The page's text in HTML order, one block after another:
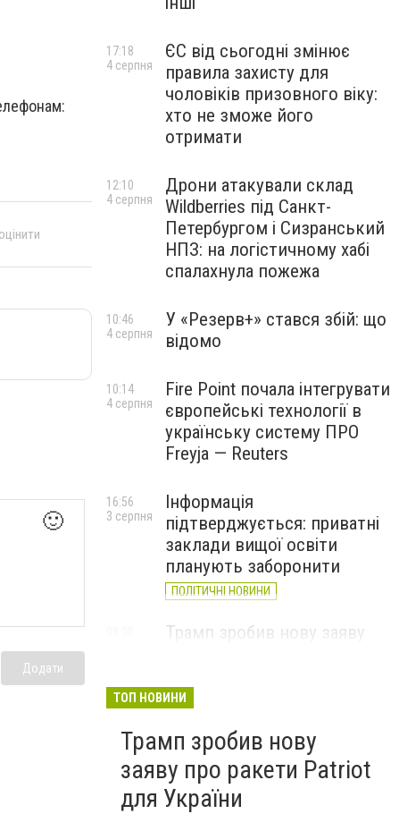
🙂
Додати
ЄС від сьогодні змінює
правила захисту для
чоловіків призовного віку:
хто не зможе його
отримати
17:18
4 серпня
Дрони атакували склад
Wildberries під Санкт-
Петербургом і Сизранський
НПЗ: на логістичному хабі
спалахнула пожежа
12:10
4 серпня
У «Резерв+» стався збій: що
відомо
10:46
4 серпня
Fire Point почала інтегрувати
європейські технології в
українську систему ПРО
Freyja — Reuters
10:14
4 серпня
Інформація
підтверджується: приватні
заклади вищої освіти
планують заборонити
ПОЛІТИЧНІ НОВИНИ
16:56
3 серпня
Трамп зробив нову заяву
ТОП НОВИНИ
Трамп зробив нову
заяву про ракети Patriot
для України